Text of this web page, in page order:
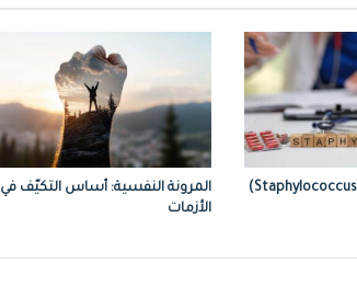
المرونة النفسية: أساس التكيّف في
الأزمات